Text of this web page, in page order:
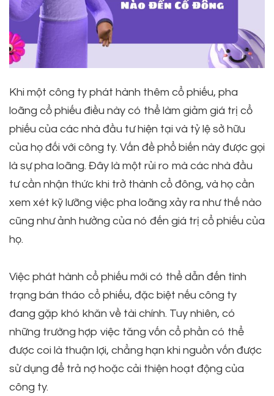
Khi một công ty phát hành thêm cổ phiếu, pha
loãng cổ phiếu điều này có thể làm giảm giá trị cổ
phiếu của các nhà đầu tư hiện tại và tỷ lệ sở hữu
của họ đối với công ty. Vấn đề phổ biến này được gọi
là sự pha loãng. Đây là một rủi ro mà các nhà đầu
tư cần nhận thức khi trở thành cổ đông, và họ cần
xem xét kỹ lưỡng việc pha loãng xảy ra như thế nào
cũng như ảnh hưởng của nó đến giá trị cổ phiếu của
họ.
Việc phát hành cổ phiếu mới có thể dẫn đến tình
trạng bán tháo cổ phiếu, đặc biệt nếu công ty
đang gặp khó khăn về tài chính. Tuy nhiên, có
những trường hợp việc tăng vốn cổ phần có thể
được coi là thuận lợi, chẳng hạn khi nguồn vốn được
sử dụng để trả nợ hoặc cải thiện hoạt động của
công ty.